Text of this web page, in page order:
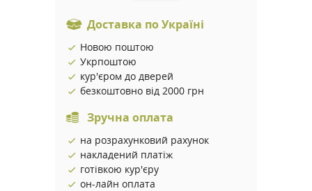
Доставка по Україні
Новою поштою
Укрпоштою
кур'єром до дверей
безкоштовно від 2000 грн
Зручна оплата
на розрахунковий рахунок
накладений платіж
готівкою кур'єру
он-лайн оплата